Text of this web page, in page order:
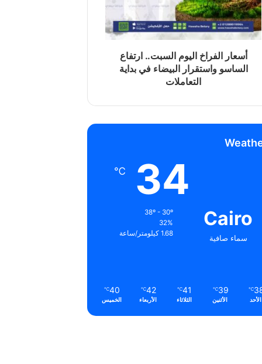
أسعار الفراخ اليوم السبت.. ارتفاع
الساسو واستقرار البيضاء في بداية
التعاملات
Cairo
سماء صافية
34
℃
32%
1.68 كيلومتر/ساعة
℃
الأحد
39
℃
الأثنين
41
℃
الثلاثاء
42
℃
الأربعاء
40
℃
الخميس